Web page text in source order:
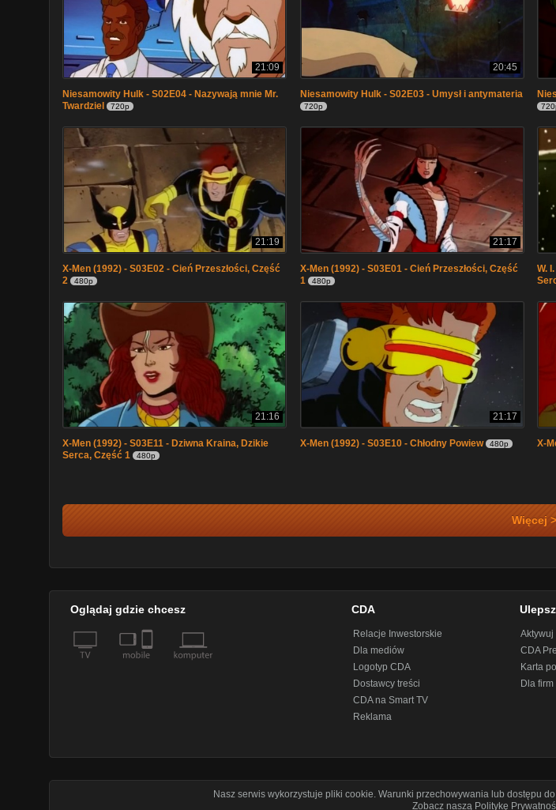
21:09
Niesamowity Hulk - S02E04 - Nazywają mnie Mr.
Twardziel
720p
20:45
Niesamowity Hulk - S02E03 - Umysł i antymateria
720p
21:19
X-Men (1992) - S03E02 - Cień Przeszłości, Część
2
480p
21:17
X-Men (1992) - S03E01 - Cień Przeszłości, Część
1
480p
W.
21:16
X-Men (1992) - S03E11 - Dziwna Kraina, Dzikie
Serca, Część 1
480p
21:17
X-Men (1992) - S03E10 - Chłodny Powiew 480p X-
Więcej >
Oglądaj gdzie chcesz CDA
Relacje Inwestorskie
Dla mediów
Logotyp CDA
Dostawcy treści
CDA na Smart TV
Reklama
Aktywuj
CDA
Karta
Dla firm
Nasz serwis wykorzystuje pliki cookie. Warunki przechowywania lub dostępu
Zobacz naszą Politykę